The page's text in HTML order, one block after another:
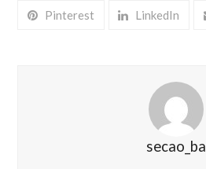
Pinterest LinkedIn
secao_ba